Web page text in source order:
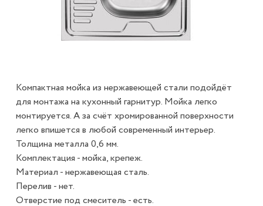
Компактная мойка из нержавеющей стали подойдёт
для монтажа на кухонный гарнитур. Мойка легко
монтируется. А за счёт хромированной поверхности
легко впишется в любой современный интерьер.
Толщина металла 0,6 мм.
Комплектация - мойка, крепеж.
Материал - нержавеющая сталь.
Перелив - нет.
Отверстие под смеситель - есть.